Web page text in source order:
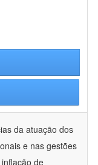
da atuação dos
e nas gestões
de